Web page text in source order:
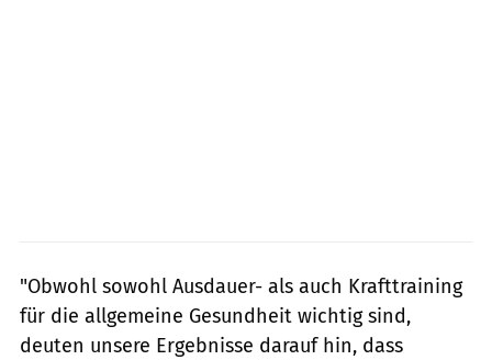
"Obwohl sowohl Ausdauer- als auch Krafttraining
für die allgemeine Gesundheit wichtig sind,
deuten unsere Ergebnisse darauf hin, dass